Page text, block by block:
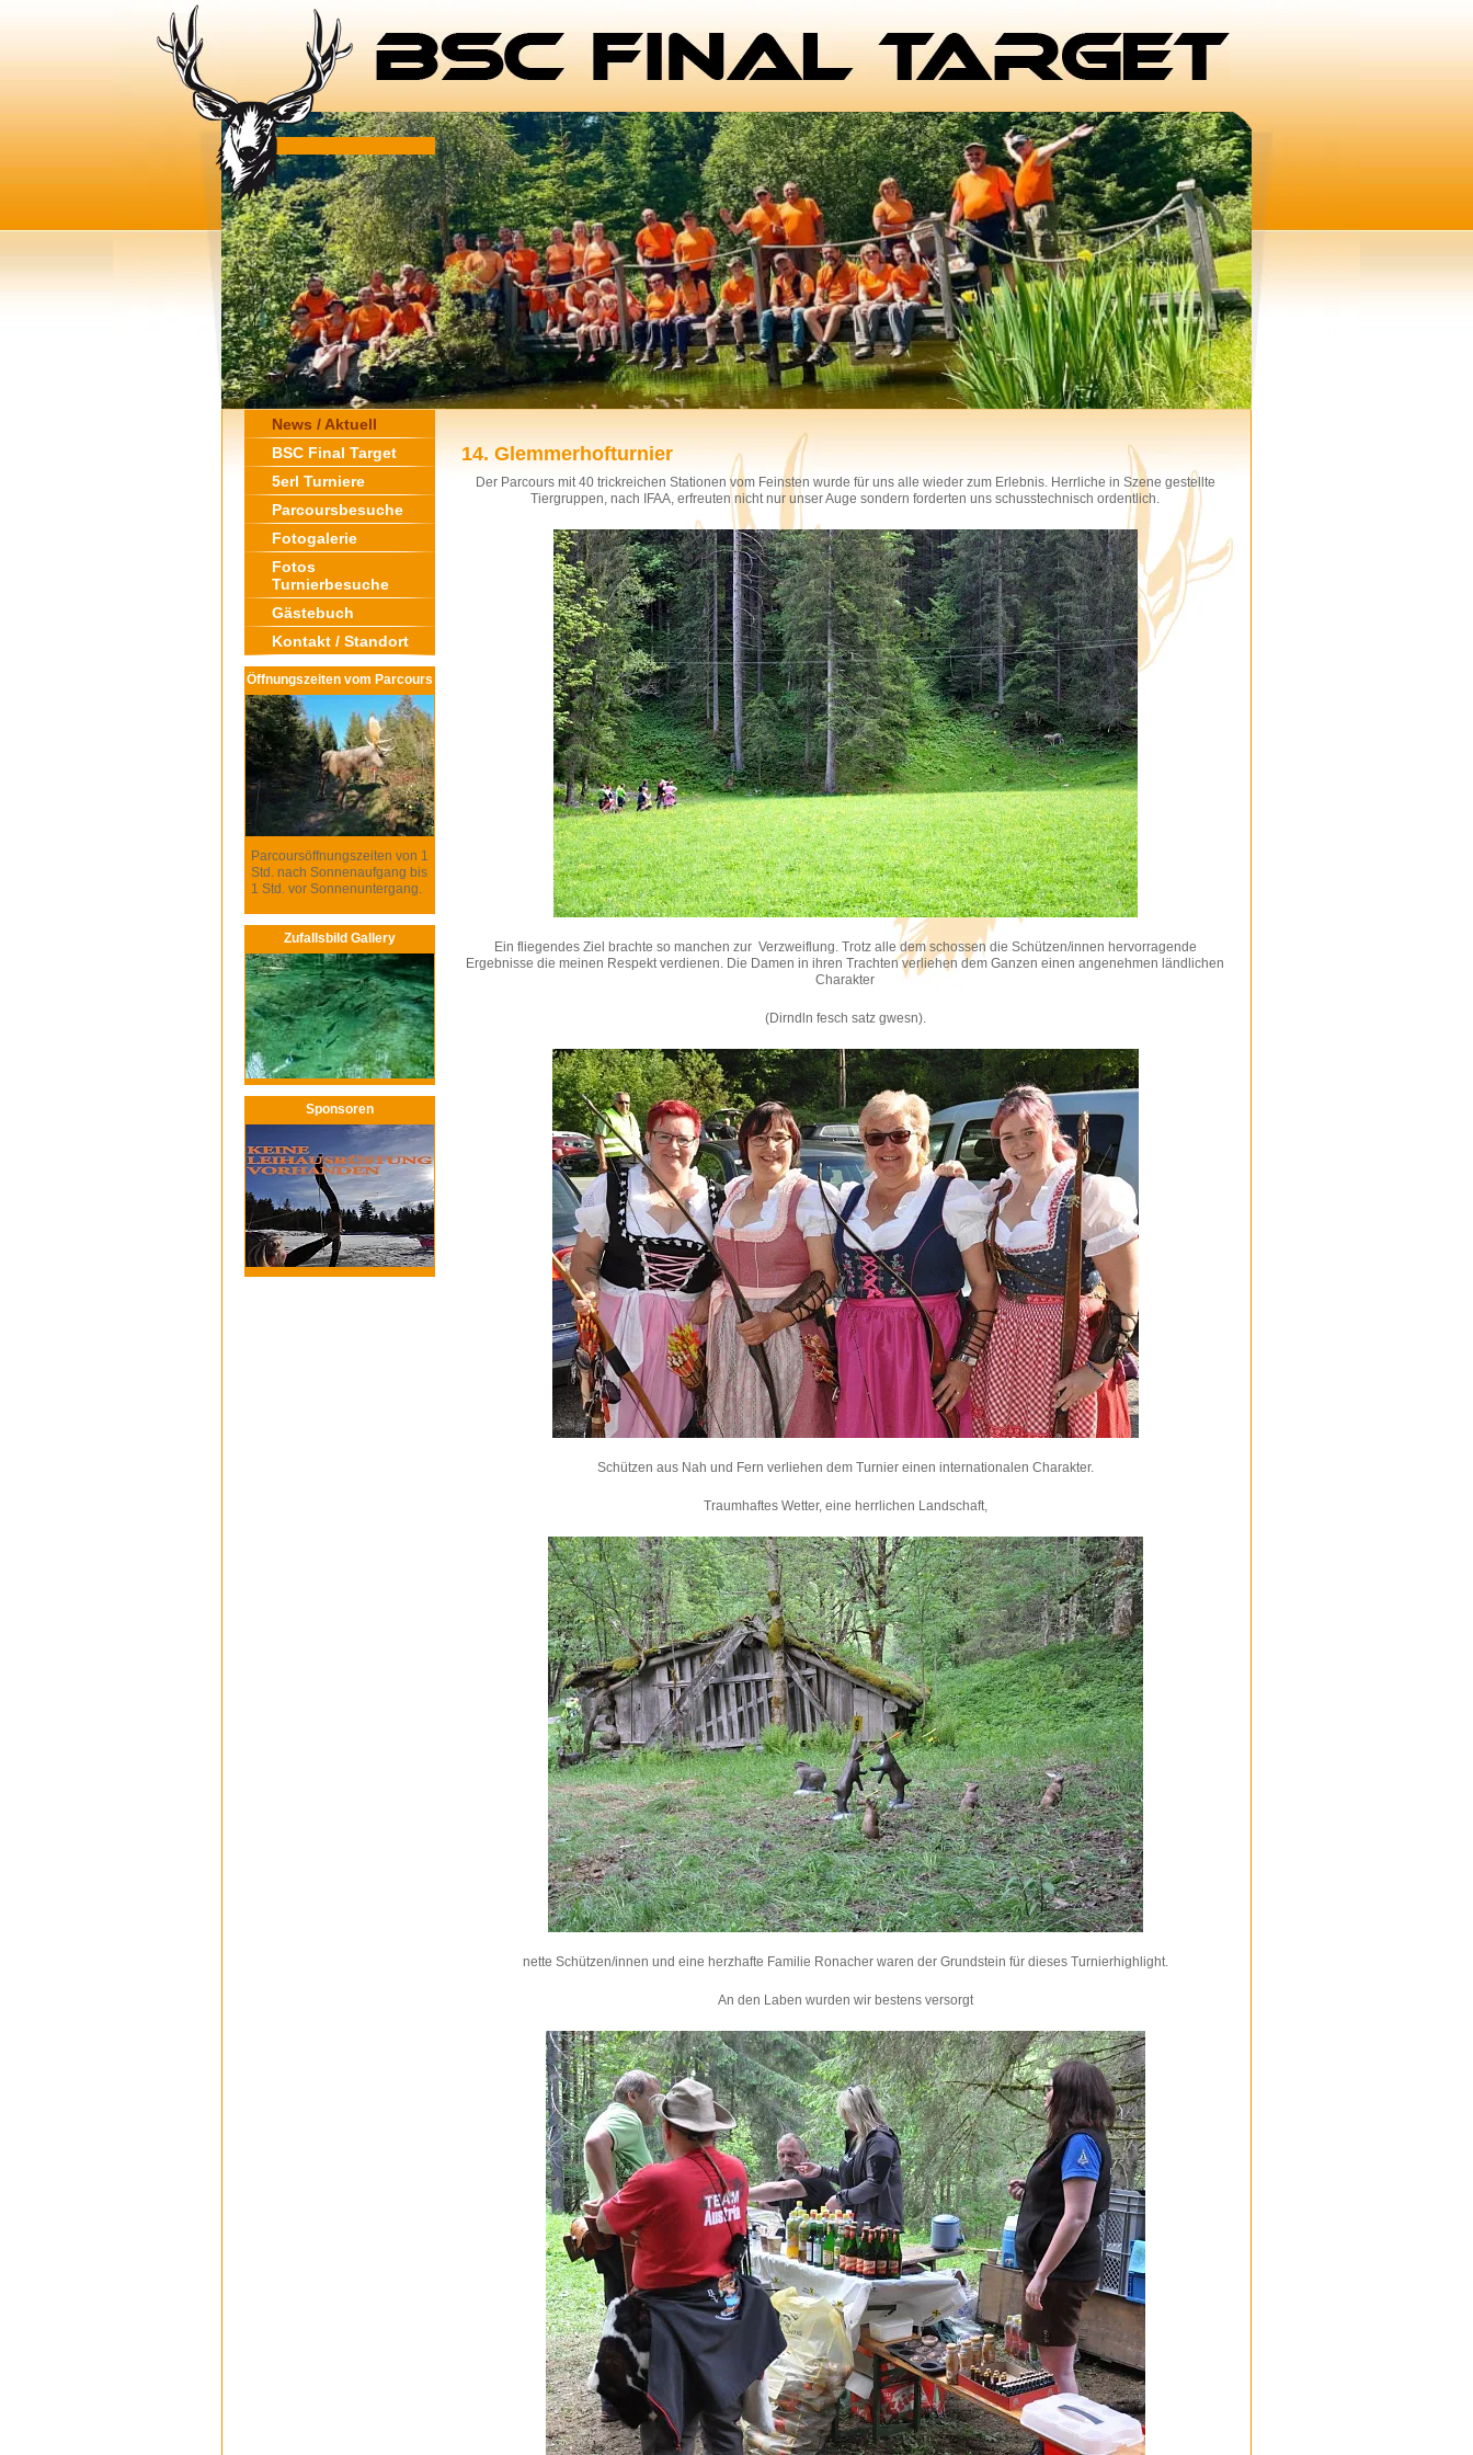
News / Aktuell
BSC Final Target
5erl Turniere
Parcoursbesuche
Fotogalerie
Fotos
Turnierbesuche
Gästebuch
Kontakt / Standort
Öffnungszeiten vom Parcours
Parcoursöffnungszeiten von 1
Std. nach Sonnenaufgang bis
1 Std. vor Sonnenuntergang.
Zufallsbild Gallery
Sponsoren
14. Glemmerhofturnier
Der Parcours mit 40 trickreichen Stationen vom Feinsten wurde für uns alle wieder zum Erlebnis. Herrliche in Szene gestellte
Tiergruppen, nach IFAA, erfreuten nicht nur unser Auge sondern forderten uns schusstechnisch ordentlich.
Ein fliegendes Ziel brachte so manchen zur Verzweiflung. Trotz alle dem schossen die Schützen/innen hervorragende
Ergebnisse die meinen Respekt verdienen. Die Damen in ihren Trachten verliehen dem Ganzen einen angenehmen ländlichen
Charakter
(Dirndln fesch satz gwesn).
Schützen aus Nah und Fern verliehen dem Turnier einen internationalen Charakter.
Traumhaftes Wetter, eine herrlichen Landschaft,
nette Schützen/innen und eine herzhafte Familie Ronacher waren der Grundstein für dieses Turnierhighlight.
An den Laben wurden wir bestens versorgt